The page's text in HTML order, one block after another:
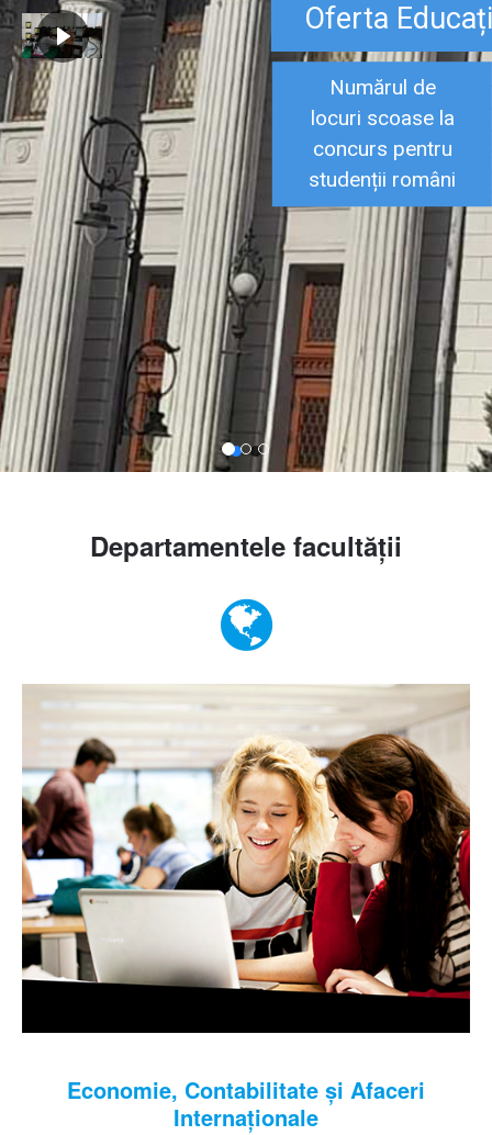
Oferta
Numărul de
locuri scoase la
concurs pentru
studenții români
Departamentele facultății
Economie, Contabilitate și Afaceri
Internaționale